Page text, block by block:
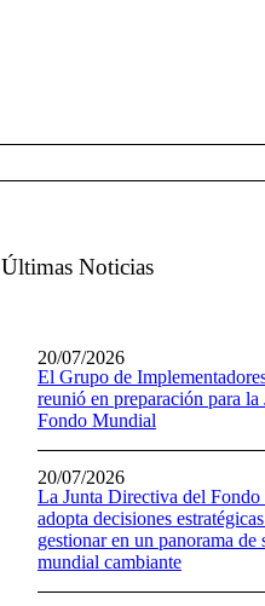
Últimas Noticias
El Grupo de
reunió en preparación para la
Fondo Mundial
20/07/2026
La Junta Directiva del
adopta decisiones
gestionar en un panorama de
mundial cambiante
20/07/2026